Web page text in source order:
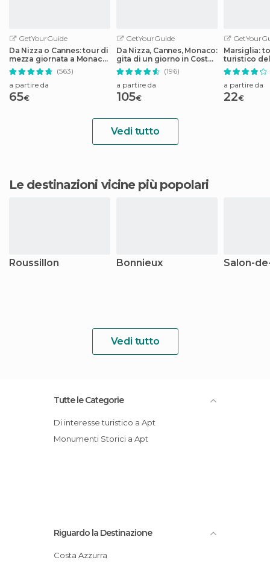
GetYourGuide
Da Nizza o Cannes: tour di
mezza giornata a Monaco,
Monte Carlo ed Eze
(563)
a partire da
65€
GetYourGuide
Da Nizza, Cannes, Monaco:
gita di un giorno in Costa
Azzurra
(196)
a partire da
105€
Marsiglia:
turistico
Colorbüs
a partire da
22€
Vedi tutto
Le destinazioni vicine più popolari
Roussillon Bonnieux Salon-
Vedi tutto
Tutte le Categorie
Di interesse turistico a Apt
Monumenti Storici a Apt
Riguardo la Destinazione
Costa Azzurra